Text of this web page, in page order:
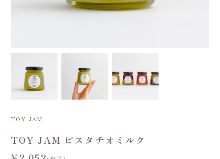
TOY JAM
TOY JAM ピスタチオミルク